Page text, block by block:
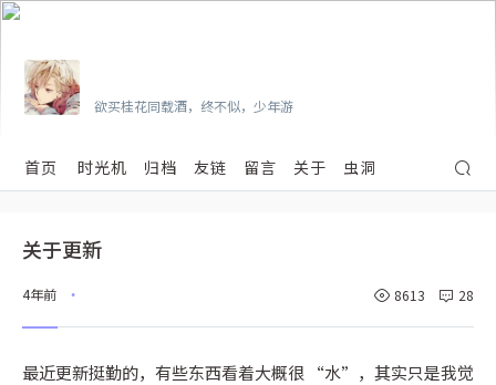
欲买桂花同载酒，终不似，少年游
首页 时光机 归档 友链 留言 关于 虫洞
关于更新
4年前 • 8613 28
最近更新挺勤的，有些东西看着大概很 “水”，其实只是我觉